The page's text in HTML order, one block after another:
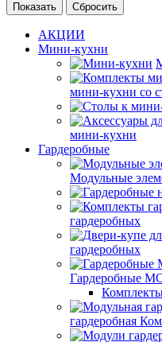
Сбросить
АКЦИИ
Мини-кухни
мини-кухни со
мини-кухни
Гардеробные
Модульные
гардеробных
гардеробных
Гардеробные
гардеробная